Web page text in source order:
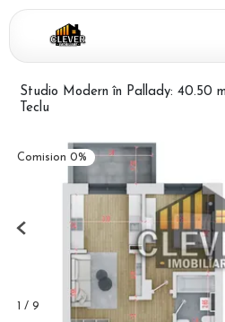
Studio Modern în Pallady: 40.50
Teclu
Comision 0%
1 / 9
Previous